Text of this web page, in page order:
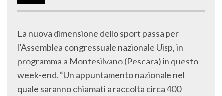
La nuova dimensione dello sport passa per
l’Assemblea congressuale nazionale Uisp, in
programma a Montesilvano (Pescara) in questo
week-end. “Un appuntamento nazionale nel
quale saranno chiamati a raccolta circa 400